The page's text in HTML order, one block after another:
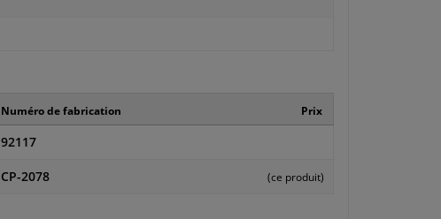
Numéro de fabrication Prix
92117
CP-2078 (ce produit)